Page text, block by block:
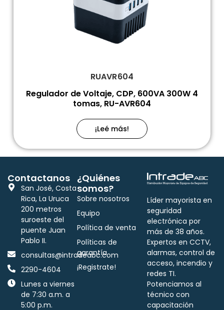
RUAVR604
Regulador de Voltaje, CDP, 600VA 300W 4
tomas, RU-AVR604
¡Leé más!
Líder mayorista en
seguridad
electrónica por
más de 38 años.
Expertos en CCTV,
alarmas, control de
acceso, incendio y
redes TI.
Potenciamos al
técnico con
capacitación
¿Quiénes
somos?
Sobre nosotros
Equipo
Política de venta
Políticas de
garantía
¡Registrate!
Contactanos
San José, Costa
Rica, La Uruca
200 metros
suroeste del
puente Juan
Pablo II.
consultas@intradeabc.com
2290-4604
Lunes a viernes
de 7:30 a.m. a
5:00 p.m.